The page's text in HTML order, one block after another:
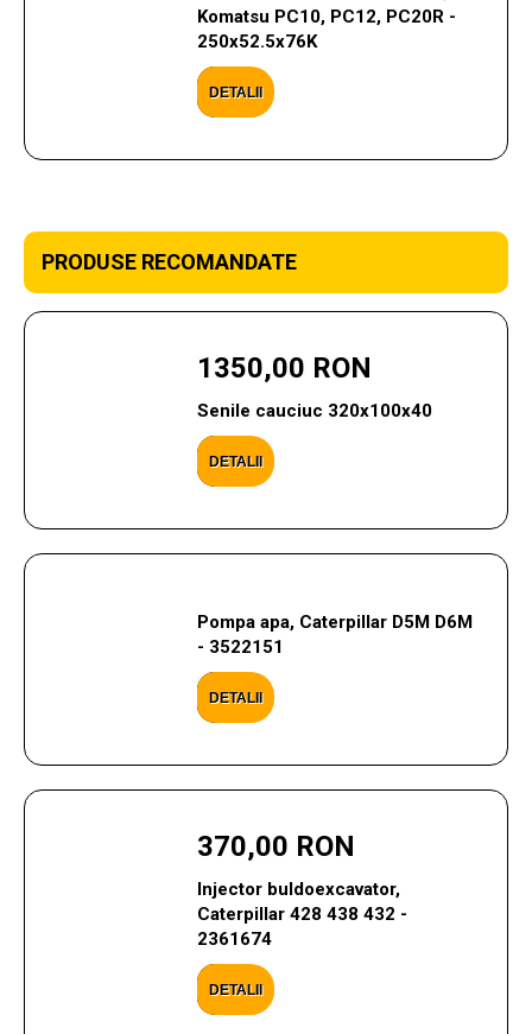
Komatsu PC10, PC12, PC20R -
250x52.5x76K
DETALII
PRODUSE RECOMANDATE
1350,00 RON
Senile cauciuc 320x100x40
DETALII
Pompa apa, Caterpillar D5M D6M
- 3522151
DETALII
370,00 RON
Injector buldoexcavator,
Caterpillar 428 438 432 -
2361674
DETALII